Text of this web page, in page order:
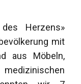
Herzens»
mit
aus Möbeln,